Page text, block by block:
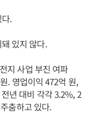
.
있지 않다.
지 사업 부진 여파
. 영업이익 472억 원,
년 대비 각각 3.2%, 2
춤하고 있다.